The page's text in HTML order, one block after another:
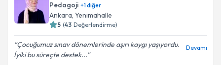
Pedagoji +1diğer
Ankara, Yenimahalle
5 (43 Değerlendirme)
Çocuğumuz sınav dönemlerinde aşırı kaygı yaşıyordu.
İyiki bu süreçte destek...
Devamı